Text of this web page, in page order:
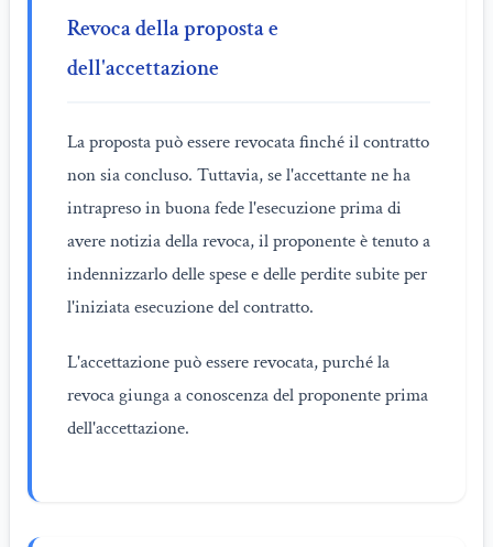
Revoca della proposta e
dell'accettazione
La proposta può essere revocata finché il contratto
non sia concluso. Tuttavia, se l'accettante ne ha
intrapreso in buona fede l'esecuzione prima di
avere notizia della revoca, il proponente è tenuto a
indennizzarlo delle spese e delle perdite subite per
l'iniziata esecuzione del contratto.
L'accettazione può essere revocata, purché la
revoca giunga a conoscenza del proponente prima
dell'accettazione.